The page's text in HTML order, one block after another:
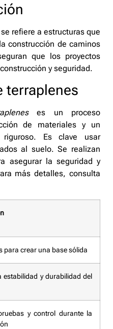
refiere a estructuras que
construcción de caminos
que los proyectos
y seguridad.
terraplenes
es un proceso
de materiales y un
Es clave usar
al suelo. Se realizan
asegurar la seguridad y
más detalles, consulta
para crear una base sólida
estabilidad y durabilidad del
y control durante la